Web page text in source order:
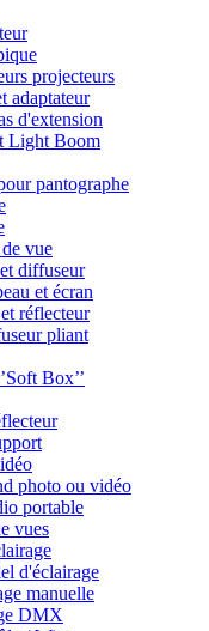
projecteurs
adaptateur
d'extension
Light Boom
pantographe
vue
diffuseur
et écran
réflecteur
pliant
Box’’
photo ou vidéo
portable
vues
d'éclairage
manuelle
DMX